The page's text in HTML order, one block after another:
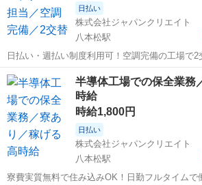
日払い
株式会社ジャパンクリエイト
八本松駅
日払い・週払い制度利用可！空調完備の工場で
です／20代・30代・40代・50代在籍中 ＼株式会社ジャパンクリエイト
の強み／ 【製造・物流に特化した圧倒的な専門性】 ジャパンクリエイ
トは、製造・物流分...
広島 東広島市 八本松駅 その他
半導体工場での保全業務
時給
時給1,800円
日払い
株式会社ジャパンクリエイト
八本松駅
寮費実質無料で住み込みOK！日勤フルタイム